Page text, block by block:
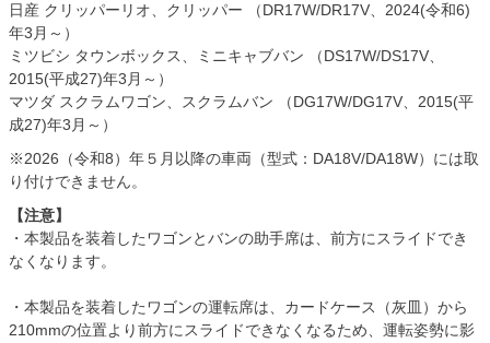
日産 クリッパーリオ、クリッパー （DR17W/DR17V、2024(令和6)
年3月～）
ミツビシ タウンボックス、ミニキャブバン （DS17W/DS17V、
2015(平成27)年3月～）
マツダ スクラムワゴン、スクラムバン （DG17W/DG17V、2015(平
成27)年3月～）
※2026（令和8）年５月以降の車両（型式：DA18V/DA18W）には取
り付けできません。
【注意】
・本製品を装着したワゴンとバンの助手席は、前方にスライドでき
なくなります。
・本製品を装着したワゴンの運転席は、カードケース（灰皿）から
210mmの位置より前方にスライドできなくなるため、運転姿勢に影